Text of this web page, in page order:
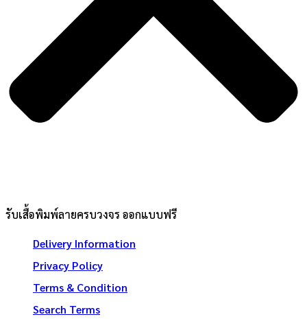
รับเสื้อพิมพ์ลายครบวงจร ออกแบบฟรี
Delivery Information
Privacy Policy
Terms & Condition
Search Terms